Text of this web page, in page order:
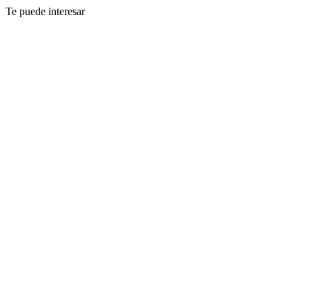
Te puede interesar